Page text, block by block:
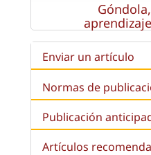
Enviar un artículo
Normas de
Publicación
Artículos